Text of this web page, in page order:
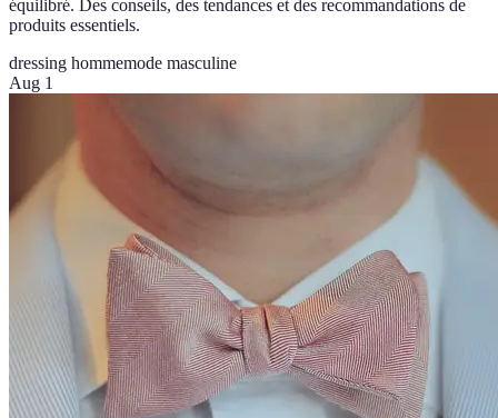
équilibré. Des conseils, des tendances et des recommandations de
produits essentiels.
dressing hommemode masculine
Aug 1